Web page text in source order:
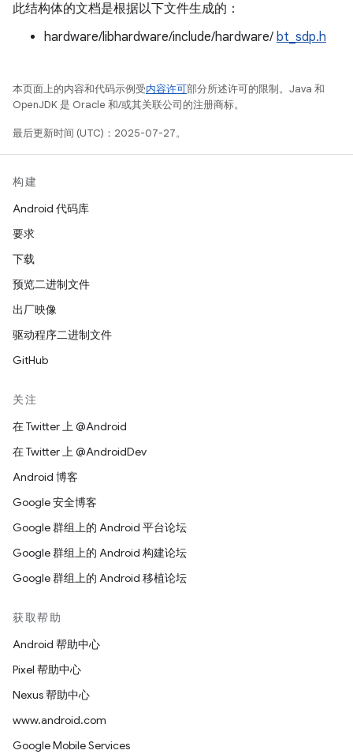
此结构体的文档是根据以下文件生成的：
hardware/libhardware/include/hardware/ bt_sdp.h
本页面上的内容和代码示例受内容许可部分所述许可的限制。Java 和
OpenJDK 是 Oracle 和/或其关联公司的注册商标。
最后更新时间 (UTC)：2025-07-27。
构建
Android 代码库
要求
下载
预览二进制文件
出厂映像
驱动程序二进制文件
GitHub
关注
在 Twitter 上 @Android
在 Twitter 上 @AndroidDev
Android 博客
Google 安全博客
Google 群组上的 Android 平台论坛
Google 群组上的 Android 构建论坛
Google 群组上的 Android 移植论坛
获取帮助
Android 帮助中心
Pixel 帮助中心
Nexus 帮助中心
www.android.com
Google Mobile Services